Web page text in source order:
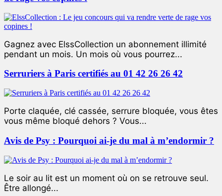
Gagnez avec ElssCollection un abonnement illimité
pendant un mois. Un mois où vous pourrez...
Serruriers à Paris certifiés au 01 42 26 26 42
Porte claquée, clé cassée, serrure bloquée, vous êtes
vous même bloqué dehors ? Vous...
Avis de Psy : Pourquoi ai-je du mal à m’endormir ?
Le soir au lit est un moment où on se retrouve seul.
Être allongé...